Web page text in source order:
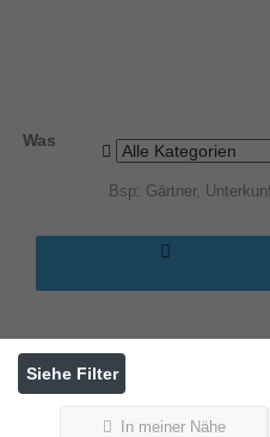
Was
Siehe Filter
In meiner Nähe